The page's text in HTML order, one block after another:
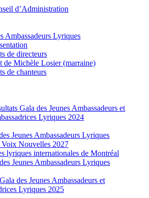
d’Administration
Ambassadeurs Lyriques
de directeurs
de Michèle Losier (marraine)
de chanteurs
Gala des Jeunes Ambassadeurs et
Lyriques 2024
Jeunes Ambassadeurs Lyriques
Voix Nouvelles 2027
lyriques internationales de Montréal
Jeunes Ambassadeurs Lyriques
des Jeunes Ambassadeurs et
Lyriques 2025